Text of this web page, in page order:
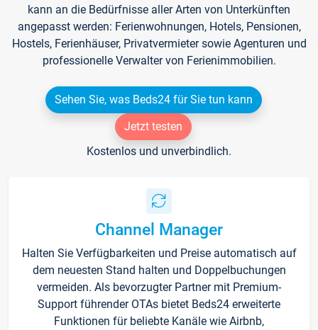
kann an die Bedürfnisse aller Arten von Unterkünften
angepasst werden: Ferienwohnungen, Hotels, Pensionen,
Hostels, Ferienhäuser, Privatvermieter sowie Agenturen und
professionelle Verwalter von Ferienimmobilien.
Sehen Sie, was Beds24 für Sie tun kann
Jetzt testen
Kostenlos und unverbindlich.
Channel Manager
Halten Sie Verfügbarkeiten und Preise automatisch auf
dem neuesten Stand halten und Doppelbuchungen
vermeiden. Als bevorzugter Partner mit Premium-
Support führender OTAs bietet Beds24 erweiterte
Funktionen für beliebte Kanäle wie Airbnb,